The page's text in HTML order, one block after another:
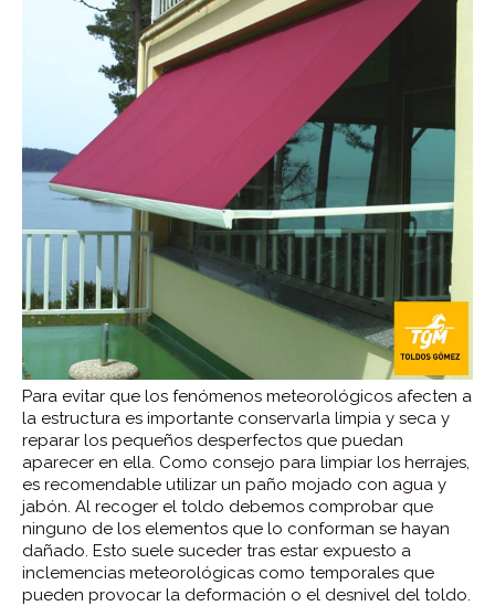
Para evitar que los fenómenos meteorológicos afecten a
la estructura es importante conservarla limpia y seca y
reparar los pequeños desperfectos que puedan
aparecer en ella. Como consejo para limpiar los herrajes,
es recomendable utilizar un paño mojado con agua y
jabón. Al recoger el toldo debemos comprobar que
ninguno de los elementos que lo conforman se hayan
dañado. Esto suele suceder tras estar expuesto a
inclemencias meteorológicas como temporales que
pueden provocar la deformación o el desnivel del toldo.